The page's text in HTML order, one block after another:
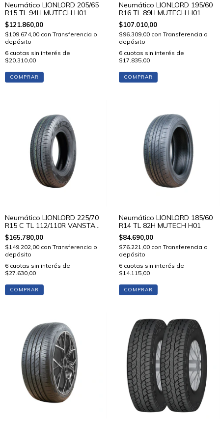
Neumático LIONLORD 205/65
R15 TL 94H MUTECH H01
$121.860,00
$109.674,00 con Transferencia o
depósito
6 cuotas sin interés de
$20.310,00
COMPRAR
Neumático LIONLORD 195/60
R16 TL 89H MUTECH H01
$107.010,00
$96.309,00 con Transferencia o
depósito
6 cuotas sin interés de
$17.835,00
COMPRAR
Neumático LIONLORD 225/70
R15 C TL 112/110R VANSTAR
C01
$165.780,00
$149.202,00 con Transferencia o
depósito
6 cuotas sin interés de
$27.630,00
COMPRAR
Neumático LIONLORD 185/60
R14 TL 82H MUTECH H01
$84.690,00
$76.221,00 con Transferencia o
depósito
6 cuotas sin interés de
$14.115,00
COMPRAR